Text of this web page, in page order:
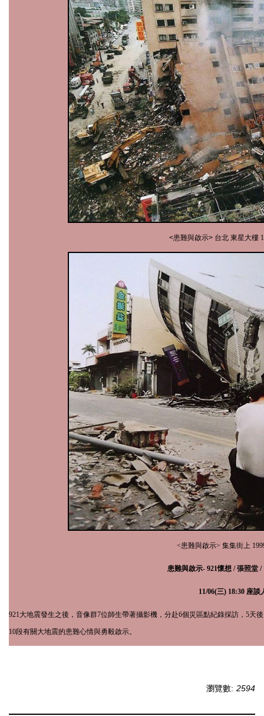
<患難與啟示> 台北 東星大樓
<患難與啟示> 集集街上
患難與啟示- 921懷想 / 張照堂 /
11/06(三) 18:30 座談
921大地震發生之後，音像群7位師生帶著攝影機，分赴6個災區點紀錄採訪， 5天
10段有關大地震的患難心情與勇毅啟示。
瀏覽數: 2594